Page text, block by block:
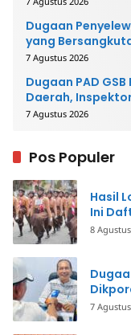
Dugaan
yang
Mengembalikan
7 Agustus 2026
Dugaan PAD
Daerah,
7 Agustus 2026
Pos Populer
Hasil
Ini
8
7